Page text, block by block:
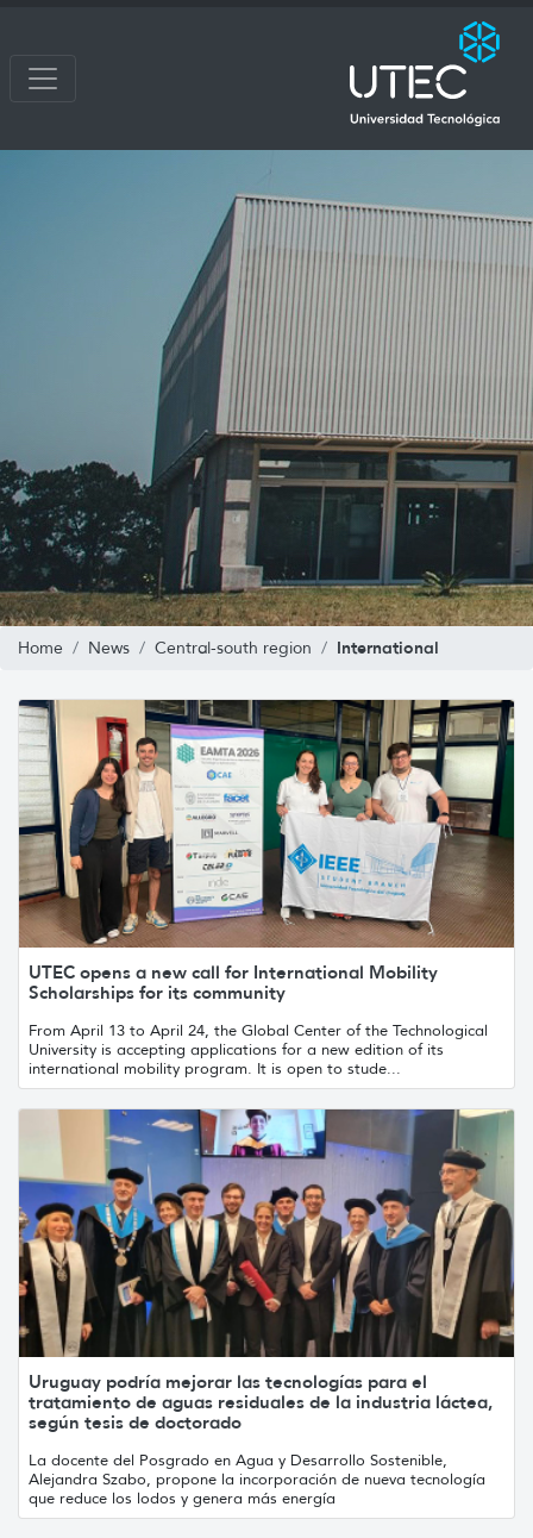
Home News Central-south region International
UTEC opens a new call for International Mobility
Scholarships for its community
From April 13 to April 24, the Global Center of the Technological
University is accepting applications for a new edition of its
international mobility program. It is open to stude...
Uruguay podría mejorar las tecnologías para el
tratamiento de aguas residuales de la industria láctea,
según tesis de doctorado
La docente del Posgrado en Agua y Desarrollo Sostenible,
Alejandra Szabo, propone la incorporación de nueva tecnología
que reduce los lodos y genera más energía